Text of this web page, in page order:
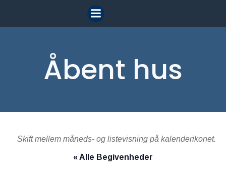
indhold
Åbent hus
Skift mellem måneds- og listevisning på kalenderikonet.
« Alle Begivenheder